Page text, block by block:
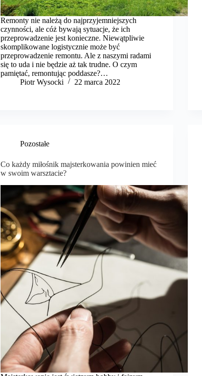
Remonty nie należą do najprzyjemniejszych
czynności, ale cóż bywają sytuacje, że ich
przeprowadzenie jest konieczne. Niewątpliwie
skomplikowane logistycznie może być
przeprowadzenie remontu. Ale z naszymi radami
się to uda i nie będzie aż tak trudne. O czym
pamiętać, remontując poddasze?…
Piotr Wysocki
22 marca 2022
Pozostałe
Co każdy miłośnik majsterkowania powinien mieć
w swoim warsztacie?